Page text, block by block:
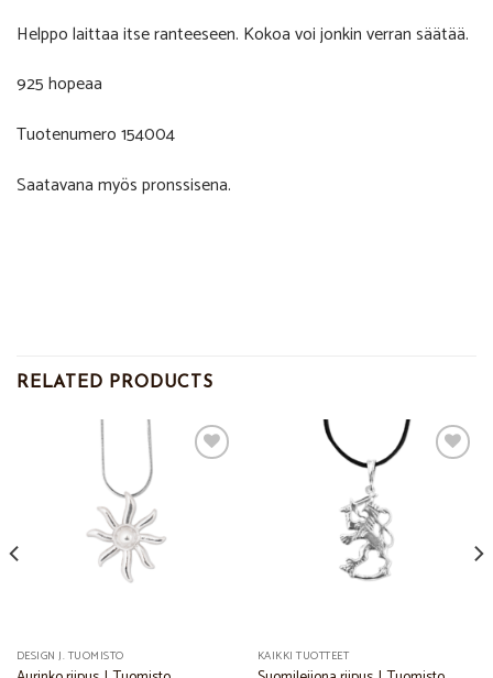
Helppo laittaa itse ranteeseen. Kokoa voi jonkin verran säätää.
925 hopeaa
Tuotenumero 154004
Saatavana myös pronssisena.
RELATED PRODUCTS
DESIGN J. TUOMISTO KAIKKI TUOTTEET